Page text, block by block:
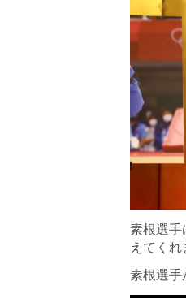
素根選手
えてくれ
素根選手